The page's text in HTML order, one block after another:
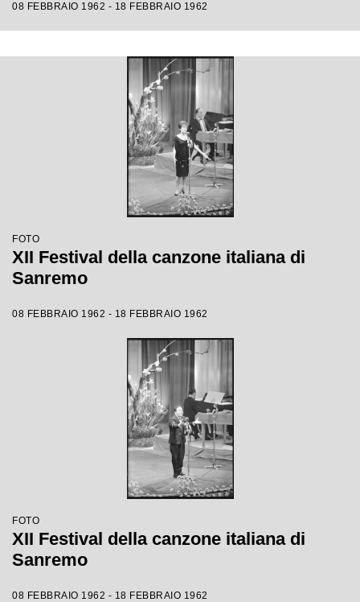
08 FEBBRAIO 1962 - 18 FEBBRAIO 1962
FOTO
XII Festival della canzone italiana di
Sanremo
08 FEBBRAIO 1962 - 18 FEBBRAIO 1962
FOTO
XII Festival della canzone italiana di
Sanremo
08 FEBBRAIO 1962 - 18 FEBBRAIO 1962